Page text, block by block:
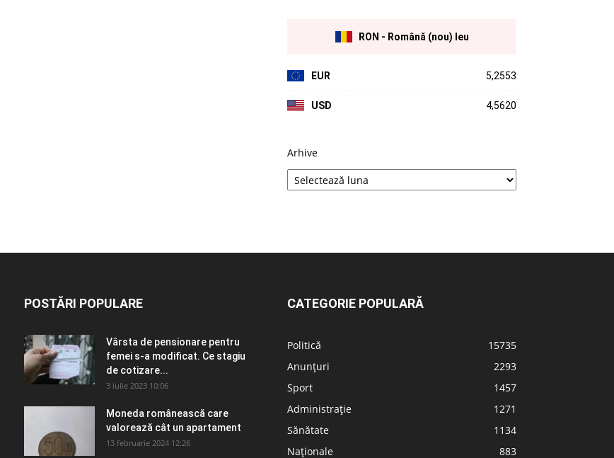
RON - Română (nou) leu
EUR 5,2553
USD 4,5620
Arhive
POSTĂRI POPULARE
Vârsta de pensionare pentru
femei s-a modificat. Ce stagiu
de cotizare...
3 iulie 2023 10:06
Moneda românească care
valorează cât un apartament
13 februarie 2024 12:26
CATEGORIE POPULARĂ
Politică
15735
Anunțuri
2293
Sport
1457
Administrație
1271
Sănătate
1134
Naționale
883